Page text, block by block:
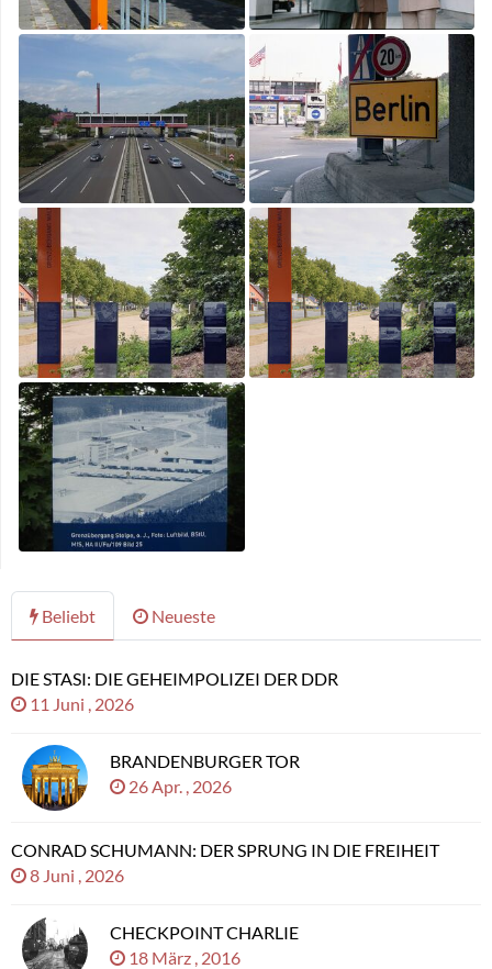
Beliebt Neueste
DIE STASI: DIE GEHEIMPOLIZEI DER DDR
11 Juni , 2026
BRANDENBURGER TOR
26 Apr. , 2026
CONRAD SCHUMANN: DER SPRUNG IN DIE FREIHEIT
8 Juni , 2026
CHECKPOINT CHARLIE
18 März , 2016